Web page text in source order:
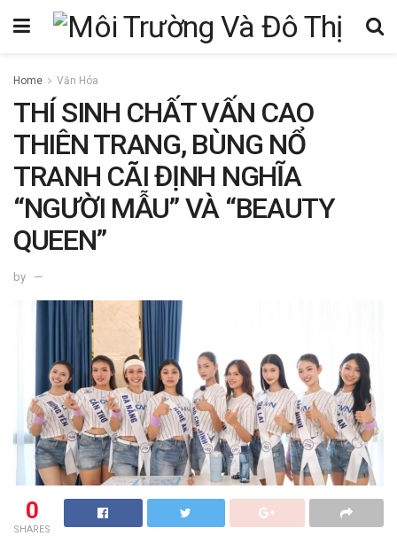
Home Văn Hóa
THÍ SINH CHẤT VẤN CAO
THIÊN TRANG, BÙNG NỔ
TRANH CÃI ĐỊNH NGHĨA
“NGƯỜI MẪU” VÀ “BEAUTY
QUEEN”
by
0
SHARES